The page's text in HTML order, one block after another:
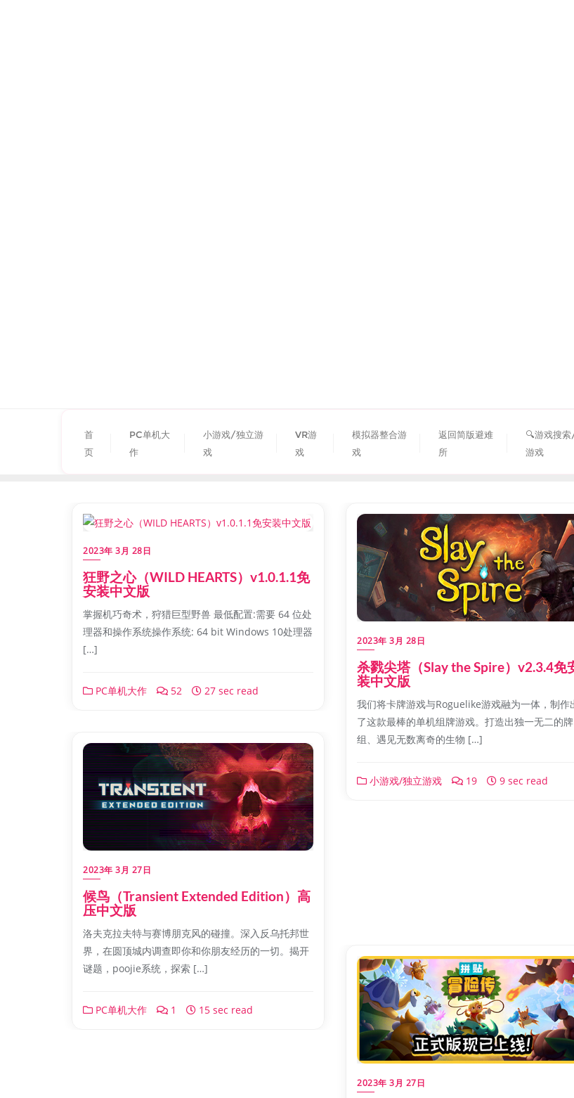
首
页
PC单机大
作
小游戏/独立游
戏
VR游
戏
模拟器整合游
戏
返回简版避难
所
🔍游戏搜
游戏
2023年 3月 28日
狂野之心（WILD HEARTS）v1.0.1.1免
安装中文版
掌握机巧奇术，狩猎巨型野兽 最低配置:需要 64 位处
理器和操作系统操作系统: 64 bit Windows 10处理器
[…]
PC单机大作 52 27 sec read
2023年 3月 28日
杀戮尖塔（Slay the Spire）v2.3.4免
装中文版
我们将卡牌游戏与Roguelike游戏融为一体，制作
了这款最棒的单机组牌游戏。打造出独一无二的牌
组、遇见无数离奇的生物 […]
小游戏/独立游戏 19 9 sec read
2023年 3月 27日
候鸟（Transient Extended Edition）高
压中文版
洛夫克拉夫特与赛博朋克风的碰撞。深入反乌托邦世
界，在圆顶城内调查即你和你朋友经历的一切。揭开
谜题，poojie系统，探索 […]
PC单机大作 1 15 sec read
2023年 3月 27日